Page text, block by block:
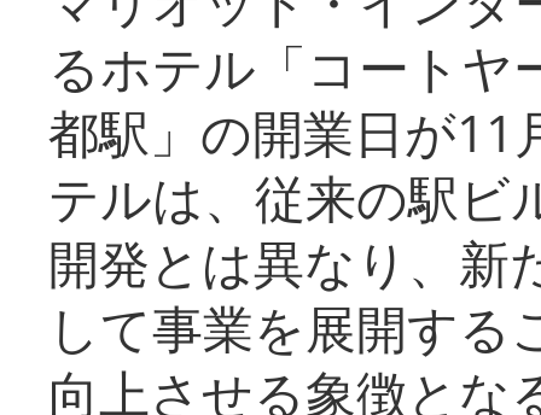
るホテル「コートヤ
都駅」の開業日が11
テルは、従来の駅ビ
開発とは異なり、新
して事業を展開する
向上させる象徴とな